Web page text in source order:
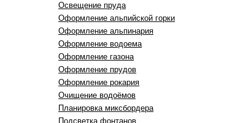
Освещение пруда
Оформление альпийской горки
Оформление альпинария
Оформление водоема
Оформление газона
Оформление прудов
Оформление рокария
Очищение водоёмов
Планировка миксбордера
Подсветка фонтанов